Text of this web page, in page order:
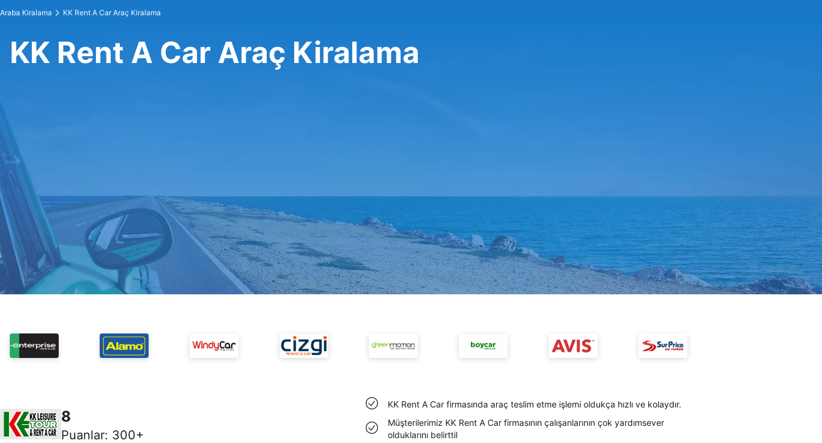
Araba Kiralama KK Rent A Car Araç Kiralama
KK Rent A Car Araç Kiralama
8
Puanlar: 300+
KK Rent A Car firmasında araç teslim etme işlemi oldukça hızlı ve kolaydır.
Müşterilerimiz KK Rent A Car firmasının çalışanlarının çok yardımsever
olduklarını belirttil